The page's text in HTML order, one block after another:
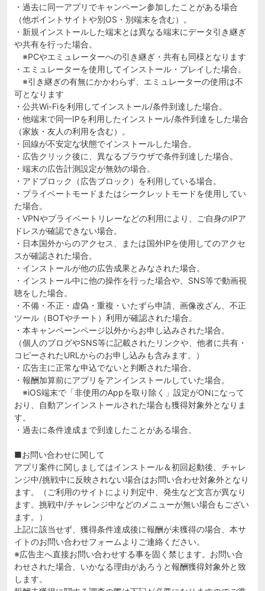
・過去に同一アプリでキャンペーン参加したことがある場合
（他ポイントサイトや別OS・別端末を含む）。
・新規インストールした端末とは異なる端末にデータ引き継ぎ
や共有を行った場合。
※PCやエミュレーターへの引き継ぎ・共有も同様となります
・エミュレーターを使用してインストール・プレイした場合。
※引き継ぎの有無にかかわらず、エミュレーターの使用は不
可となります
・公共Wi-Fiを利用してインストール/条件到達した場合。
・他端末で同一IPを利用したインストール/条件到達をした場合
（家族・友人の利用を含む）。
・回線が不安定な状態でインストールした場合。
・広告クリック後に、異なるブラウザで条件到達した場合。
・端末の広告計測設定が無効の場合。
・アドブロック（広告ブロック）を利用している場合。
・プライベートモードまたはシークレットモードを使用してい
た場合。
・VPNやプライベートリレーなどの利用により、ご自身のIPア
ドレスが確認できない場合。
・日本国外からのアクセス、または国外IPを使用してのアクセ
スが確認された場合。
・インストールが他の広告成果とみなされた場合。
・インストール中に他の操作を行った場合や、SNS等で動画視
聴をした場合。
・不備・不正・虚偽・重複・いたずら申請、画像改ざん、不正
ツール（BOTやチート）利用が確認された場合。
・本キャンペーンページ以外からお申し込みされた場合。
（個人のブログやSNS等に記載されたリンクや、他者に共有・
コピーされたURLからのお申し込みも含みます。）
・広告主に正常な申込でないと判断された場合。
・報酬加算前にアプリをアンインストールしていた場合。
※iOS端末で「非使用のAppを取り除く」設定がONになって
おり、自動アンインストールされた場合も獲得対象外となりま
す。
・過去に条件達成まで到達したことがある場合。
■お問い合わせに関して
アプリ案件に関しましてはインストール＆初回起動後、チャレ
ンジ中/挑戦中に反映されない場合はお問い合わせ対象外となり
ます。（ご利用のサイトにより判定中、発生など文言が異なり
ます。挑戦中/チャレンジ中などのメニューが無い場合もござい
ます。）
上記に該当せず、獲得条件達成後に報酬が未獲得の場合、本サ
イトのお問い合わせフォームよりご連絡ください。
※広告主へ直接お問い合わせする事を固く禁じます。お問い合
わせされた場合、いかなる理由があろうと報酬獲得対象外と致
します。